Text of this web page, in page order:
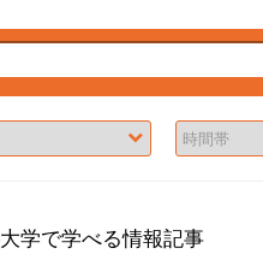
学で学べる情報記事